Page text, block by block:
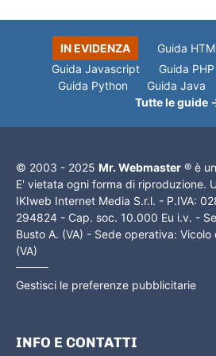
IN EVIDENZA Guida
Guida Javascript
Guida PHP
Guida Python
Guida Java
Tutte le guide
© 2003 - 2025 Mr. Webmaster ® è
E' vietata ogni forma di riproduzione.
IKIweb Internet Media S.r.l. - P.IVA:
294824 - Cap. soc. 10.000 Eu i.v. -
Busto A. (VA) - Sede operativa:
(VA)
Gestisci le preferenze pubblicitarie
INFO E CONTATTI